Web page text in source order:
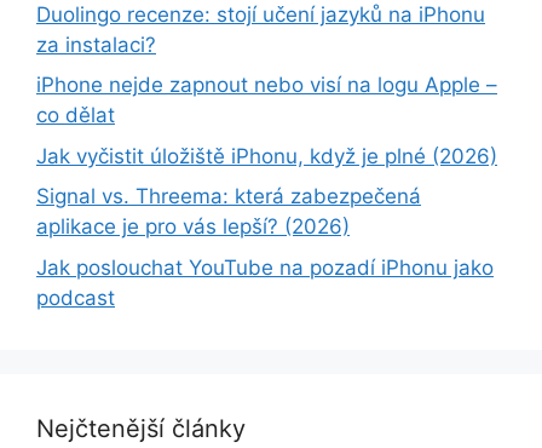
Duolingo recenze: stojí učení jazyků na iPhonu
za instalaci?
iPhone nejde zapnout nebo visí na logu Apple –
co dělat
Jak vyčistit úložiště iPhonu, když je plné (2026)
Signal vs. Threema: která zabezpečená
aplikace je pro vás lepší? (2026)
Jak poslouchat YouTube na pozadí iPhonu jako
podcast
Nejčtenější články